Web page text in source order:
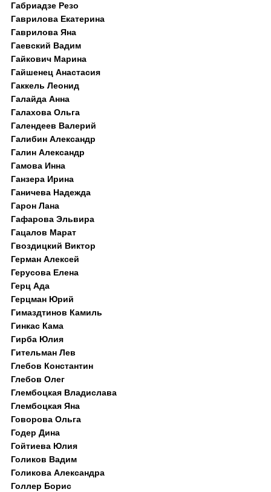
Габриадзе Резо
Гаврилова Екатерина
Гаврилова Яна
Гаевский Вадим
Гайкович Марина
Гайшенец Анастасия
Гаккель Леонид
Галайда Анна
Галахова Ольга
Галендеев Валерий
Галибин Александр
Галин Александр
Гамова Инна
Ганзера Ирина
Ганичева Надежда
Гарон Лана
Гафарова Эльвира
Гацалов Марат
Гвоздицкий Виктор
Герман Алексей
Герусова Елена
Герц Ада
Герцман Юрий
Гимаздтинов Камиль
Гинкас Кама
Гирба Юлия
Гительман Лев
Глебов Константин
Глебов Олег
Глембоцкая Владислава
Глембоцкая Яна
Говорова Ольга
Годер Дина
Гойтиева Юлия
Голиков Вадим
Голикова Александра
Голлер Борис